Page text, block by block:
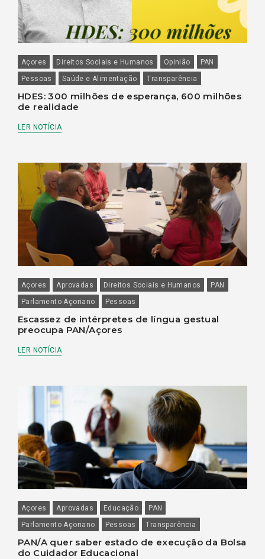
Açores Direitos Sociais e Humanos Opinião
PAN
Pessoas
Saúde e Alimentação Transparência
HDES: 300 milhões de esperança, 600 milhões
de realidade
LER NOTÍCIA
Açores Aprovadas Direitos Sociais e Humanos
PAN
Parlamento Açoriano
Pessoas
Escassez de intérpretes de língua gestual
preocupa PAN/Açores
LER NOTÍCIA
Açores Aprovadas Educação
PAN
Parlamento Açoriano
Pessoas Transparência
PAN/A quer saber estado de execução da Bolsa
do Cuidador Educacional